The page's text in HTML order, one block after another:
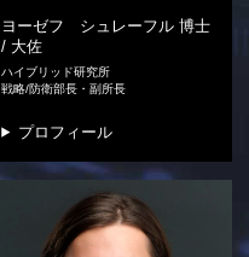
ヨーゼフ シュレーフル 博士
/ 大佐
ハイブリッド研究所
戦略/防衛部長・副所長
プロフィール